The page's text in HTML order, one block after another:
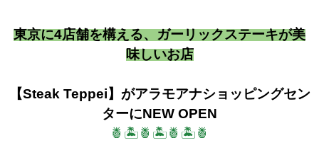
東京に4店舗を構える、ガーリックステーキが美
味しいお店
【Steak Teppei】がアラモアナショッピングセン
ターにNEW OPEN
🍍🏝🍍 🏝🍍 🏝🍍